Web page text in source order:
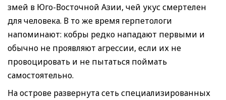
змей в Юго-Восточной Азии, чей укус смертелен
для человека. В то же время герпетологи
напоминают: кобры редко нападают первыми и
обычно не проявляют агрессии, если их не
провоцировать и не пытаться поймать
самостоятельно.
На острове развернута сеть специализированных